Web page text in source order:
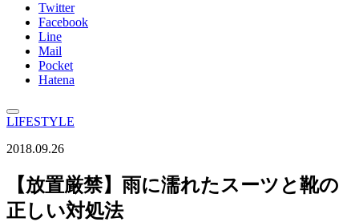
Twitter
Facebook
Line
Mail
Pocket
Hatena
LIFESTYLE
2018.09.26
【放置厳禁】雨に濡れたスーツと靴の
正しい対処法